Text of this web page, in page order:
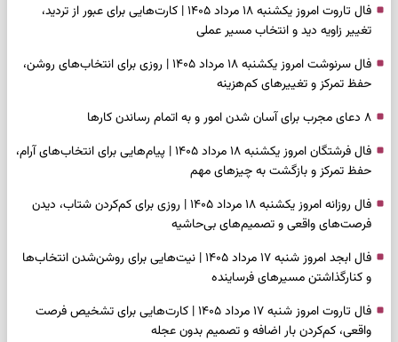
فال تاروت امروز یکشنبه ۱۸ مرداد ۱۴۰۵ | کارت‌هایی برای عبور از تردید،
تغییر زاویه دید و انتخاب مسیر عملی
فال سرنوشت امروز یکشنبه ۱۸ مرداد ۱۴۰۵ | روزی برای انتخاب‌های روشن،
حفظ تمرکز و تغییرهای کم‌هزینه
۸ دعای مجرب برای آسان شدن امور و به اتمام رساندن کار‌ها
فال فرشتگان امروز یکشنبه ۱۸ مرداد ۱۴۰۵ | پیام‌هایی برای انتخاب‌های آرام،
حفظ تمرکز و بازگشت به چیزهای مهم
فال روزانه امروز یکشنبه ۱۸ مرداد ۱۴۰۵ | روزی برای کم‌کردن شتاب، دیدن
فرصت‌های واقعی و تصمیم‌های بی‌حاشیه
فال ابجد امروز شنبه ۱۷ مرداد ۱۴۰۵ | نیت‌هایی برای روشن‌شدن انتخاب‌ها
و کنارگذاشتن مسیرهای فرساینده
فال تاروت امروز شنبه ۱۷ مرداد ۱۴۰۵ | کارت‌هایی برای تشخیص فرصت
واقعی، کم‌کردن بار اضافه و تصمیم بدون عجله